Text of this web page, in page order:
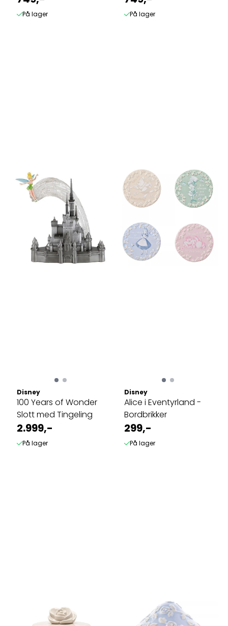
På lager På lager
Disney
100 Years of Wonder
Slott med Tingeling
2.999,-
På lager
Disney
Alice i Eventyrland -
Bordbrikker
299,-
På lager